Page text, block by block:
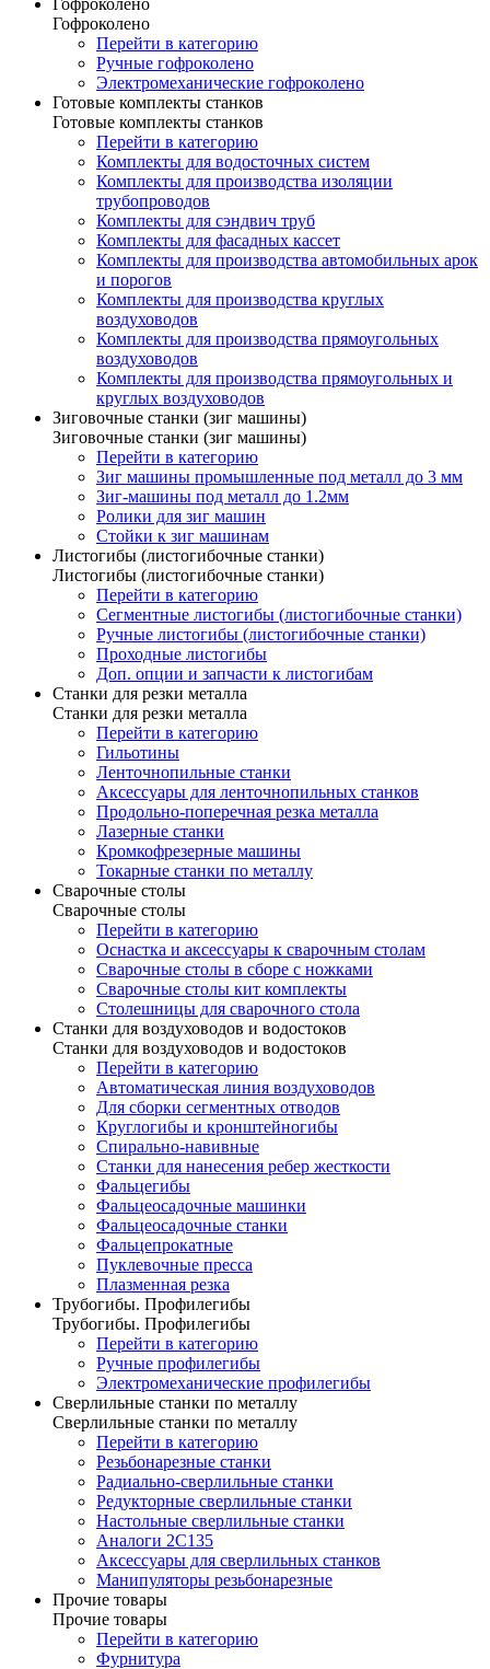
Гофроколено
Гофроколено
Перейти в категорию
Ручные гофроколено
Электромеханические гофроколено
Готовые комплекты станков
Готовые комплекты станков
Перейти в категорию
Комплекты для водосточных систем
Комплекты для производства изоляции
трубопроводов
Комплекты для сэндвич труб
Комплекты для фасадных кассет
Комплекты для производства автомобильных арок
и порогов
Комплекты для производства круглых
воздуховодов
Комплекты для производства прямоугольных
воздуховодов
Комплекты для производства прямоугольных и
круглых воздуховодов
Зиговочные станки (зиг машины)
Зиговочные станки (зиг машины)
Перейти в категорию
Зиг машины промышленные под металл до 3 мм
Зиг-машины под металл до 1.2мм
Ролики для зиг машин
Стойки к зиг машинам
Листогибы (листогибочные станки)
Листогибы (листогибочные станки)
Перейти в категорию
Сегментные листогибы (листогибочные станки)
Ручные листогибы (листогибочные станки)
Проходные листогибы
Доп. опции и запчасти к листогибам
Станки для резки металла
Станки для резки металла
Перейти в категорию
Гильотины
Ленточнопильные станки
Аксессуары для ленточнопильных станков
Продольно-поперечная резка металла
Лазерные станки
Кромкофрезерные машины
Токарные станки по металлу
Сварочные столы
Сварочные столы
Перейти в категорию
Оснастка и аксессуары к сварочным столам
Сварочные столы в сборе с ножками
Сварочные столы кит комплекты
Столешницы для сварочного стола
Станки для воздуховодов и водостоков
Станки для воздуховодов и водостоков
Перейти в категорию
Автоматическая линия воздуховодов
Для сборки сегментных отводов
Круглогибы и кронштейногибы
Спирально-навивные
Станки для нанесения ребер жесткости
Фальцегибы
Фальцеосадочные машинки
Фальцеосадочные станки
Фальцепрокатные
Пуклевочные пресса
Плазменная резка
Трубогибы. Профилегибы
Трубогибы. Профилегибы
Перейти в категорию
Ручные профилегибы
Электромеханические профилегибы
Сверлильные станки по металлу
Сверлильные станки по металлу
Перейти в категорию
Резьбонарезные станки
Радиально-сверлильные станки
Редукторные сверлильные станки
Настольные сверлильные станки
Аналоги 2С135
Аксессуары для сверлильных станков
Манипуляторы резьбонарезные
Прочие товары
Прочие товары
Перейти в категорию
Фурнитура